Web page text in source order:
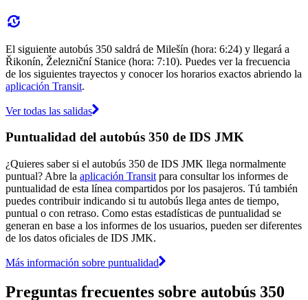
El siguiente autobús 350 saldrá de Milešín (hora: 6:24) y llegará a
Řikonín, Železniční Stanice (hora: 7:10). Puedes ver la frecuencia
de los siguientes trayectos y conocer los horarios exactos abriendo la
aplicación Transit.
Ver todas las salidas
Puntualidad del autobús 350 de IDS JMK
¿Quieres saber si el autobús 350 de IDS JMK llega normalmente
puntual? Abre la aplicación Transit para consultar los informes de
puntualidad de esta línea compartidos por los pasajeros. Tú también
puedes contribuir indicando si tu autobús llega antes de tiempo,
puntual o con retraso. Como estas estadísticas de puntualidad se
generan en base a los informes de los usuarios, pueden ser diferentes
de los datos oficiales de IDS JMK.
Más información sobre puntualidad
Preguntas frecuentes sobre autobús 350